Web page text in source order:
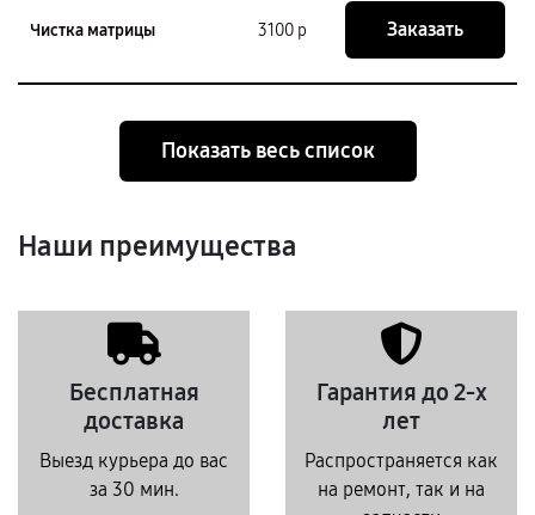
Чистка матрицы 3100 р Заказать
Показать весь список
Наши преимущества
Бесплатная
доставка
Выезд курьера до вас
за 30 мин.
Гарантия до 2-х
лет
Распространяется как
на ремонт, так и на